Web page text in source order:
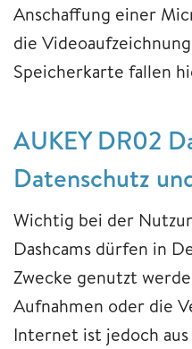
Anschaffung einer
die
Speicherkarte fallen
AUKEY DR02
Datenschutz
Wichtig bei der
Dashcams dürfen in
Zwecke genutzt
Aufnahmen oder die
Internet ist jedoch